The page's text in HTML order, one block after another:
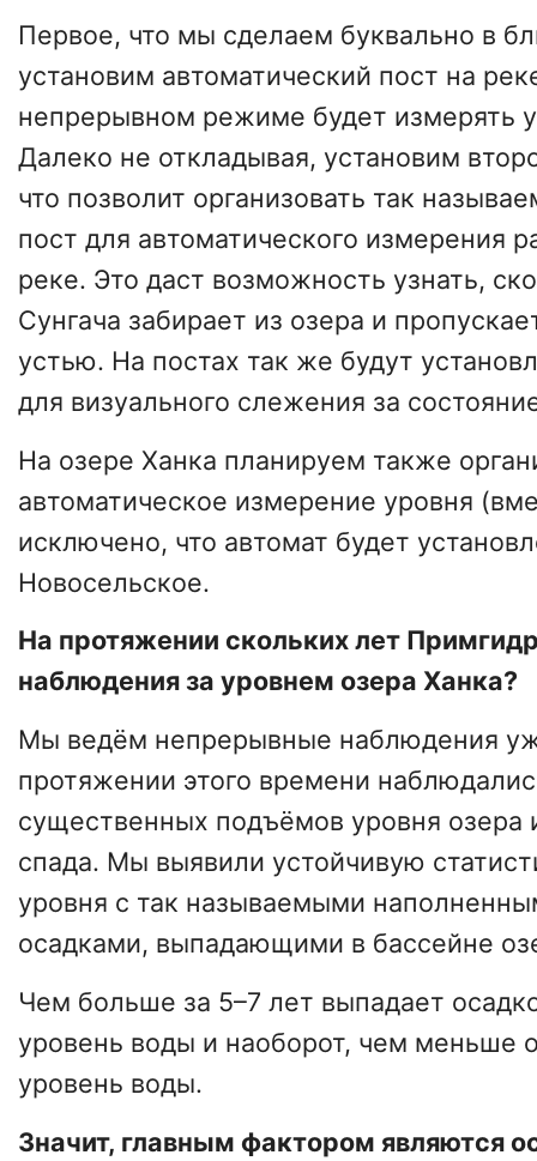
Первое, что мы сделаем буквально в
установим автоматический пост на
непрерывном режиме будет измерять
Далеко не откладывая, установим
что позволит организовать так
пост для автоматического измерения
реке. Это даст возможность узнать,
Сунгача забирает из озера и
устью. На постах так же будут
для визуального слежения за
На озере Ханка планируем также
автоматическое измерение уровня
исключено, что автомат будет
Новосельское.
На протяжении скольких лет
наблюдения за уровнем озера Ханка?
Мы ведём непрерывные наблюдения
протяжении этого времени
существенных подъёмов уровня озера
спада. Мы выявили устойчивую
уровня с так называемыми
осадками, выпадающими в бассейне
Чем больше за 5–7 лет выпадает
уровень воды и наоборот, чем меньше
уровень воды.
Значит, главным фактором являются